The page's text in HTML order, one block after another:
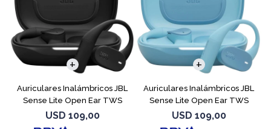
Auriculares Inalámbricos JBL
Sense Lite Open Ear TWS
Negro
USD 109,00
Auriculares Inalámbricos JBL
Sense Lite Open Ear TWS
Azul
USD 109,00